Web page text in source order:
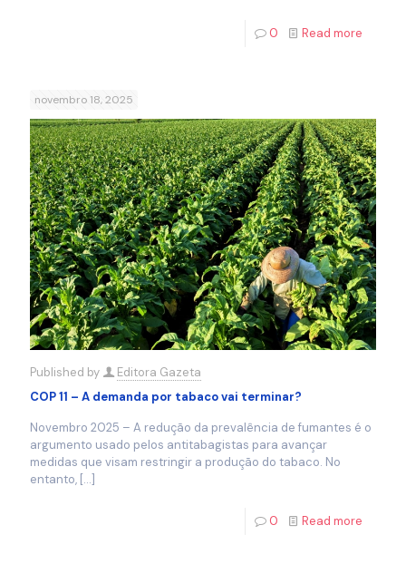
0 Read more
novembro 18, 2025
Published by
Editora Gazeta
COP 11 – A demanda por tabaco vai terminar?
Novembro 2025 – A redução da prevalência de fumantes é o
argumento usado pelos antitabagistas para avançar
medidas que visam restringir a produção do tabaco. No
entanto, […]
0 Read more